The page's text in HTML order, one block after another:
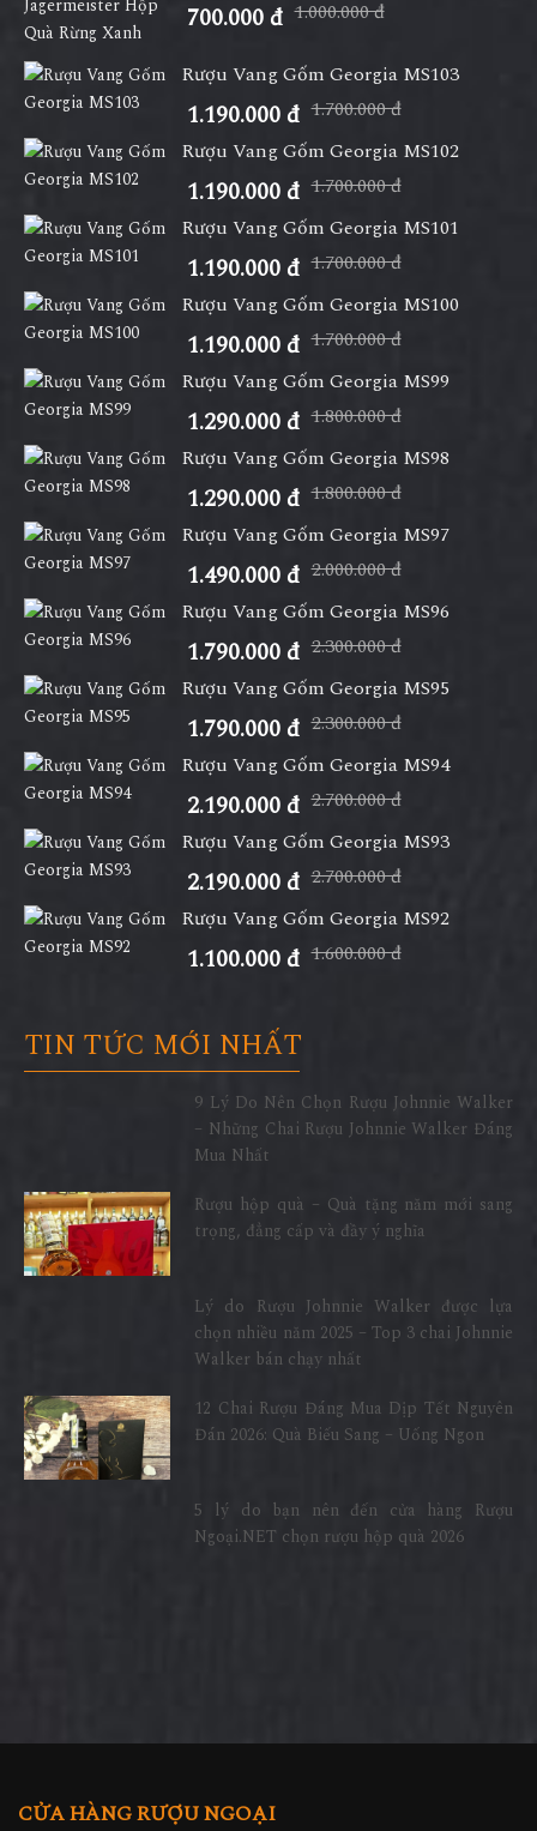
700.000 đ 1.000.000 đ
Rượu Vang Gốm Georgia MS103
1.190.000 đ 1.700.000 đ
Rượu Vang Gốm Georgia MS102
1.190.000 đ 1.700.000 đ
Rượu Vang Gốm Georgia MS101
1.190.000 đ 1.700.000 đ
Rượu Vang Gốm Georgia MS100
1.190.000 đ 1.700.000 đ
Rượu Vang Gốm Georgia MS99
1.290.000 đ 1.800.000 đ
Rượu Vang Gốm Georgia MS98
1.290.000 đ 1.800.000 đ
Rượu Vang Gốm Georgia MS97
1.490.000 đ 2.000.000 đ
Rượu Vang Gốm Georgia MS96
1.790.000 đ 2.300.000 đ
Rượu Vang Gốm Georgia MS95
1.790.000 đ 2.300.000 đ
Rượu Vang Gốm Georgia MS94
2.190.000 đ 2.700.000 đ
Rượu Vang Gốm Georgia MS93
2.190.000 đ 2.700.000 đ
Rượu Vang Gốm Georgia MS92
1.100.000 đ 1.600.000 đ
TIN TỨC MỚI NHẤT
9 Lý Do Nên Chọn Rượu Johnnie Walker
– Những Chai Rượu Johnnie Walker Đáng
Mua Nhất
Rượu hộp quà – Quà tặng năm mới sang
trọng, đẳng cấp và đầy ý nghĩa
Lý do Rượu Johnnie Walker được lựa
chọn nhiều năm 2025 – Top 3 chai Johnnie
Walker bán chạy nhất
12 Chai Rượu Đáng Mua Dịp Tết Nguyên
Đán 2026: Quà Biếu Sang – Uống Ngon
5 lý do bạn nên đến cửa hàng Rượu
Ngoại.NET chọn rượu hộp quà 2026
CỬA HÀNG RƯỢU NGOẠI